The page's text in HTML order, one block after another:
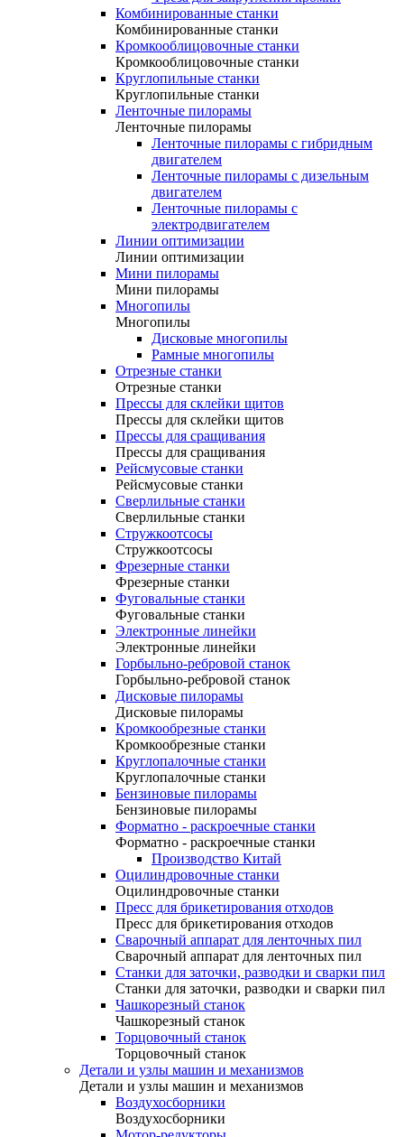
Комбинированные станки
Комбинированные станки
Кромкооблицовочные станки
Кромкооблицовочные станки
Круглопильные станки
Круглопильные станки
Ленточные пилорамы
Ленточные пилорамы
Ленточные пилорамы с гибридным
двигателем
Ленточные пилорамы с дизельным
двигателем
Ленточные пилорамы с
электродвигателем
Линии оптимизации
Линии оптимизации
Мини пилорамы
Мини пилорамы
Многопилы
Многопилы
Дисковые многопилы
Рамные многопилы
Отрезные станки
Отрезные станки
Прессы для склейки щитов
Прессы для склейки щитов
Прессы для сращивания
Прессы для сращивания
Рейсмусовые станки
Рейсмусовые станки
Сверлильные станки
Сверлильные станки
Стружкоотсосы
Стружкоотсосы
Фрезерные станки
Фрезерные станки
Фуговальные станки
Фуговальные станки
Электронные линейки
Электронные линейки
Горбыльно-ребровой станок
Горбыльно-ребровой станок
Дисковые пилорамы
Дисковые пилорамы
Кромкообрезные станки
Кромкообрезные станки
Круглопалочные станки
Круглопалочные станки
Бензиновые пилорамы
Бензиновые пилорамы
Форматно - раскроечные станки
Форматно - раскроечные станки
Производство Китай
Оцилиндровочные станки
Оцилиндровочные станки
Пресс для брикетирования отходов
Пресс для брикетирования отходов
Сварочный аппарат для ленточных пил
Сварочный аппарат для ленточных пил
Станки для заточки, разводки и сварки пил
Станки для заточки, разводки и сварки пил
Чашкорезный станок
Чашкорезный станок
Торцовочный станок
Торцовочный станок
Детали и узлы машин и механизмов
Детали и узлы машин и механизмов
Воздухосборники
Воздухосборники